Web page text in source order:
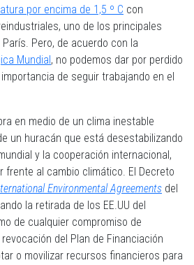
por encima de 1,5 º C con
uno de los principales
Pero, de acuerdo con la
Mundial, no podemos dar por perdido
importancia de seguir trabajando en el
en medio de un clima inestable
un huracán que está desestabilizando
y la cooperación internacional,
frente al cambio climático. El Decreto
Environmental Agreements del
la retirada de los EE.UU del
de cualquier compromiso de
del Plan de Financiación
o movilizar recursos financieros para